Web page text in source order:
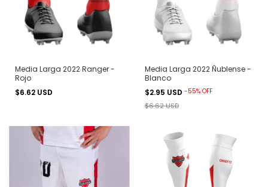
Media Larga 2022 Ranger -
Rojo
$6.62 USD
Media Larga 2022 Ñublense -
Blanco
$2.95 USD -55% OFF
$6.62 USD